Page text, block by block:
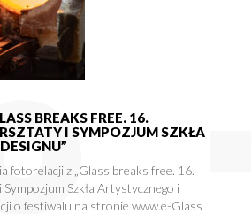
BREAKS FREE. 16.
I SYMPOZJUM SZKŁA
fotorelacji z „Glass breaks free. 16.
Szkła Artystycznego i
o festiwalu na stronie www.e-Glass